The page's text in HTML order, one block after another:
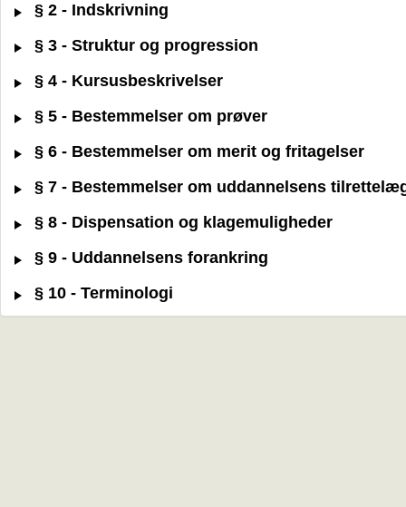
§ 2 - Indskrivning
§ 3 - Struktur og progression
§ 4 - Kursusbeskrivelser
§ 5 - Bestemmelser om prøver
§ 6 - Bestemmelser om merit og fritagelser
§ 7 - Bestemmelser om uddannelsens
§ 8 - Dispensation og klagemuligheder
§ 9 - Uddannelsens forankring
§ 10 - Terminologi